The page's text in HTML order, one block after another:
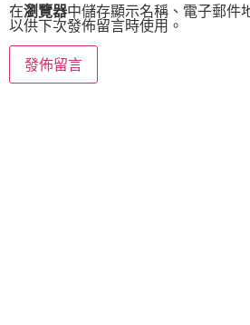
在瀏覽器中儲存顯示名稱、電子郵件
以供下次發佈留言時使用。